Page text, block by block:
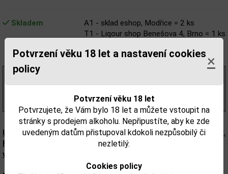
Potvrzení věku 18 let a nastavení cookies
policy
×
Potvrzení věku 18 let
Potvrzujete, že Vám bylo 18 let a můžete vstoupit na
stránky s prodejem alkoholu. Nepřipustíte, aby ke zde
uvedeným datům přistupoval kdokoli nezpůsobilý či
nezletilý.
Cookies policy
Skladem
A1 - sklad eshop, Modřice = 2 ks
T1 - Liqour shop Benešova 4, Brno = 1 ks
Z1 - Liqour shop Tábor 36, Brno = 1 ks
466,94 Kč
565,00 Kč
Upozorňujeme, že tento produkt může obsahovat alergeny.
Přesné složení a alergeny jsou k dispozici na obalu
výrobku. Zkontrolujte prosím před konzumací.